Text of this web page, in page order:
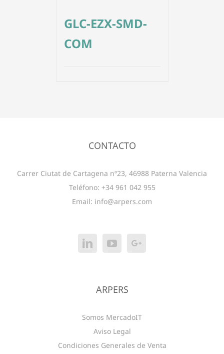
GLC-EZX-SMD-
COM
CONTACTO
Carrer Ciutat de Cartagena nº23, 46988 Paterna Valencia
Teléfono: +34 961 042 955
Email: info@arpers.com
ARPERS
Somos MercadoIT
Aviso Legal
Condiciones Generales de Venta